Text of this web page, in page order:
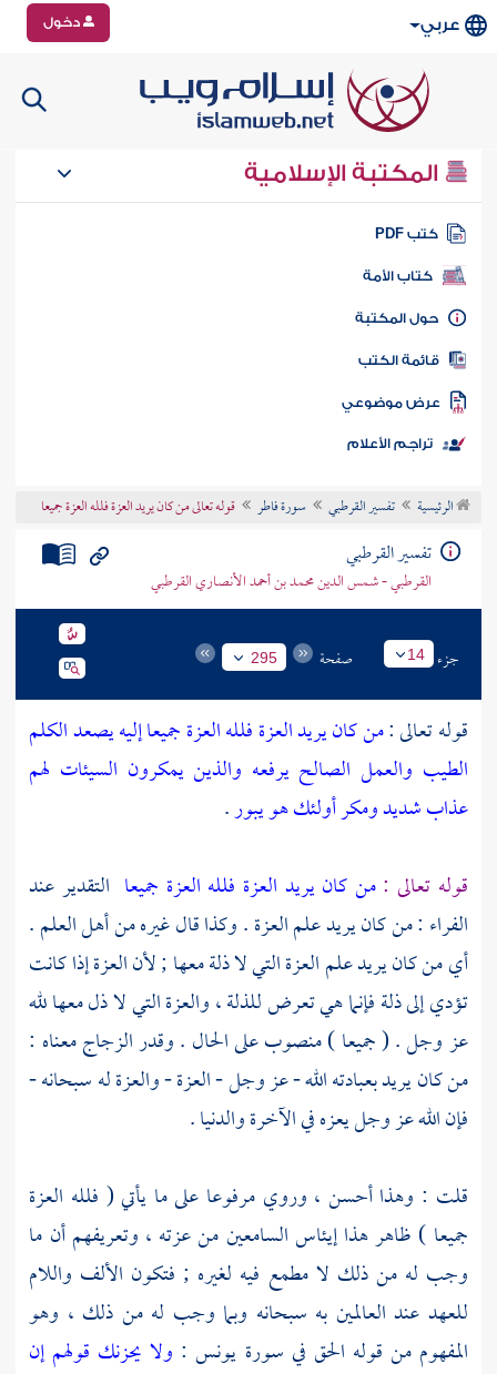
عربي دخول
المكتبة الإسلامية
كتب PDF
كتاب الأمة
المكتبة
الكتب
موضوعي
تراجم الأعلام
الرئيسية تفسير القرطبي سورة فاطر قوله تعالى من كان يريد العزة فلله العزة جميعا
تفسير القرطبي
القرطبي - شمس الدين محمد بن أحمد الأنصاري القرطبي
جزء 14 صفحة 295
قوله تعالى :من كان يريد العزة فلله العزة جميعا إليه يصعد الكلم
الطيب والعمل الصالح يرفعه والذين يمكرون السيئات لهم
عذاب شديد ومكر أولئك هو يبور.
قوله تعالى :من كان يريد العزة فلله العزة جميعا التقدير عند
الفراء : من كان يريد علم العزة . وكذا قال غيره من أهل العلم .
أي من كان يريد علم العزة التي لا ذلة معها ; لأن العزة إذا كانت
تؤدي إلى ذلة فإنما هي تعرض للذلة ، والعزة التي لا ذل معها لله
عز وجل . ( جميعا ) منصوب على الحال . وقدرالزجاجمعناه :
من كان يريد بعبادته الله - عز وجل - العزة - والعزة له سبحانه -
فإن الله عز وجل يعزه في الآخرة والدنيا .
قلت : وهذا أحسن ، وروي مرفوعا على ما يأتي ( فلله العزة
جميعا ) ظاهر هذا إيئاس السامعين من عزته ، وتعريفهم أن ما
وجب له من ذلك لا مطمع فيه لغيره ; فتكون الألف واللام
للعهد عند العالمين به سبحانه وبما وجب له من ذلك ، وهو
المفهوم من قوله الحق في سورة يونس : ولا يحزنك قولهم إن